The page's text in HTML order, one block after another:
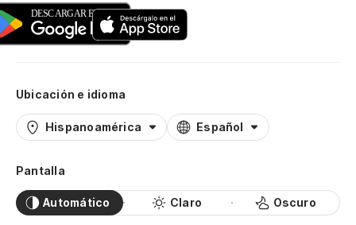
Ubicación e idioma
Hispanoamérica Español
Pantalla
Automático Claro Oscuro